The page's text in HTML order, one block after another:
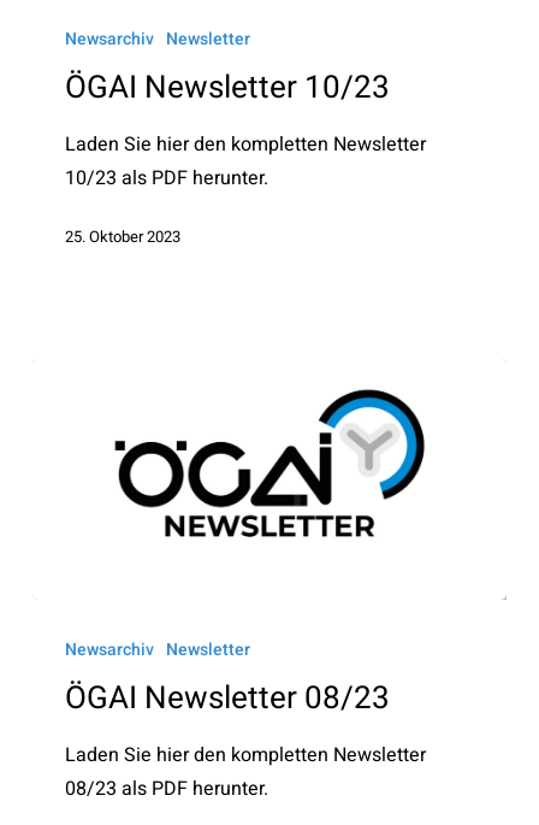
Newsletter
10/23
Newsarchiv Newsletter
ÖGAI Newsletter 10/23
Laden Sie hier den kompletten Newsletter
10/23 als PDF herunter.
25. Oktober 2023
Newsletter
08/23
Newsarchiv Newsletter
ÖGAI Newsletter 08/23
Laden Sie hier den kompletten Newsletter
08/23 als PDF herunter.